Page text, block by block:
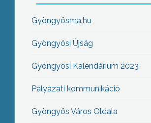
Gyöngyösma.hu
Gyöngyösi Újság
Gyöngyösi Kalendárium 2023
Pályázati kommunikáció
Gyöngyös Város Oldala